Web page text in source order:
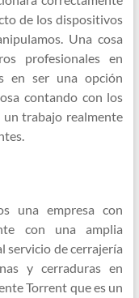
de los dispositivos
Una cosa
profesionales en
en ser una opción
contando con los
un trabajo realmente
una empresa con
con una amplia
servicio de cerrajería
y cerraduras en
Torrent que es un